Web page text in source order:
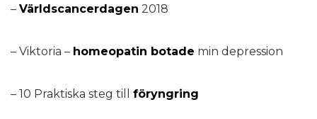
– Världscancerdagen 2018
– Viktoria – homeopatin botade min depression
– 10 Praktiska steg till föryngring